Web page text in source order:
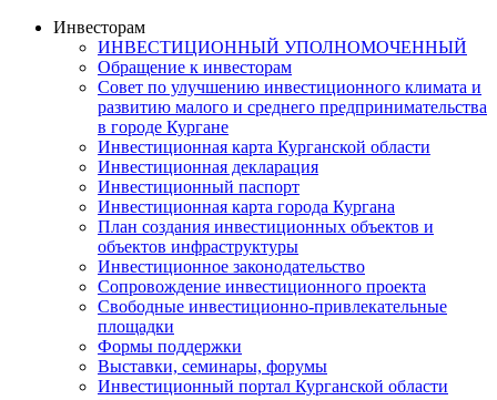
Инвесторам
ИНВЕСТИЦИОННЫЙ УПОЛНОМОЧЕННЫЙ
Обращение к инвесторам
Совет по улучшению инвестиционного климата и
развитию малого и среднего предпринимательства
в городе Кургане
Инвестиционная карта Курганской области
Инвестиционная декларация
Инвестиционный паспорт
Инвестиционная карта города Кургана
План создания инвестиционных объектов и
объектов инфраструктуры
Инвестиционное законодательство
Сопровождение инвестиционного проекта
Свободные инвестиционно-привлекательные
площадки
Формы поддержки
Выставки, семинары, форумы
Инвестиционный портал Курганской области